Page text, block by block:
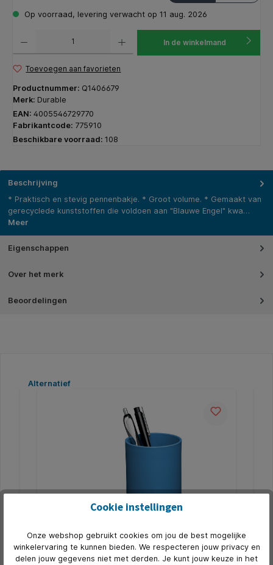
Op voorraad, levering verwacht op 11 aug. 2026
In de winkelmand
Toevoegen aan favorieten
Productnummer: Q1406679
Merk: Durable
EAN: 4005546729770
Fabrikantcode: 775910
Beschikbare voorraad: 108
Beschrijving
* Praktisch en stevig pennenbakje. * Groot volume. * Gemaakt van
gerecyclede kunststoffen die voldoen aan "Blauwe Engel" kwa…
Meer
Eigenschappen
Over het merk
Beoordelingen
Productgalerij overslaan
Alternatief
Pennenbak Durable ECO Blauw
Cookie instellingen
Onze webshop gebruikt cookies om jou de best mogelijke
winkelervaring te kunnen bieden. We respecteren jouw privacy en
delen jouw gegevens niet met derden. Je kunt jouw keuze in het